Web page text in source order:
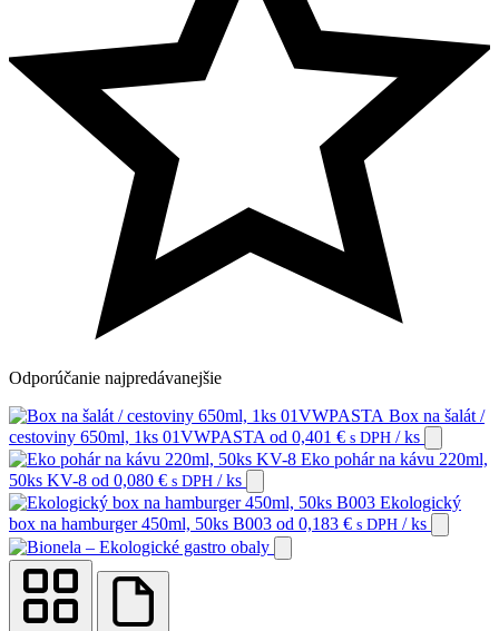
Odporúčanie najpredávanejšie
Box na šalát /
cestoviny 650ml, 1ks 01VWPASTA od 0,401 € s DPH / ks
Eko pohár na kávu 220ml,
50ks KV-8 od 0,080 € s DPH / ks
Ekologický
box na hamburger 450ml, 50ks B003 od 0,183 € s DPH / ks